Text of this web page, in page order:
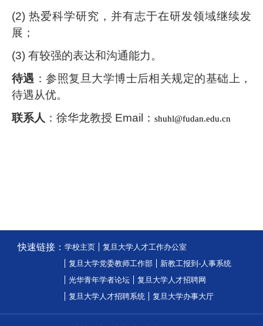
(2) 热爱科学研究，并有志于在研发领域继续发
展；
(3) 有较强的表达和沟通能力。
待遇 ：参照复旦大学博士后相关规定的基础上，
待遇从优。
联系人 ： 徐华龙教授 Email ： shuhl@fudan.edu.cn
快速链接： 学校主页
复旦大学人才工作办公室
复旦大学党委教师工作部
新教工报到-人事系统
光华青年学者论坛
复旦大学人才招聘网
复旦大学人才招聘系统
复旦大学办事大厅